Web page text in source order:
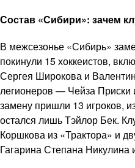
Состав «Сибири»: зачем
В межсезонье «Сибирь»
покинули 15 хоккеистов,
Сергея Широкова и
легионеров — Чейза
замену пришли 13 игроков,
остался лишь Тэйлор Бек.
Коршкова из «Трактора» и
Гагарина Степана Никулина